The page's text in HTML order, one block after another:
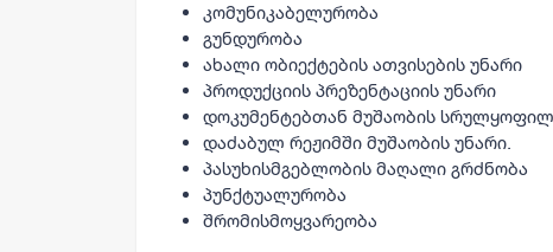
კომუნიკაბელურობა
გუნდურობა
ახალი ობიექტების ათვისების უნარი
პროდუქციის პრეზენტაციის უნარი
დოკუმენტებთან მუშაობის
დაძაბულ რეჟიმში მუშაობის უნარი.
პასუხისმგებლობის მაღალი გრძნობა
პუნქტუალურობა
შრომისმოყვარეობა